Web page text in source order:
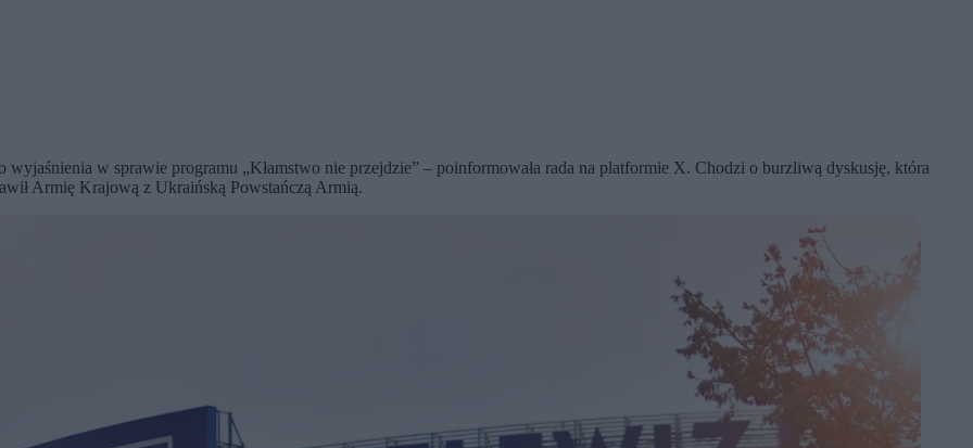
w sprawie programu „Kłamstwo nie przejdzie” – poinformowała rada na platformie X. Chodzi o burzliwą dyskusję, która
Armię Krajową z Ukraińską Powstańczą Armią.